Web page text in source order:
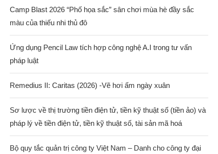
Camp Blast 2026 “Phố họa sắc” sân chơi mùa hè đầy sắc
màu của thiếu nhi thủ đô
Ứng dụng Pencil Law tích hợp công nghệ A.I trong tư vấn
pháp luật
Remedius II: Caritas (2026) -Vẽ hơi ấm ngày xuân
Sơ lược về thị trường tiền điện tử, tiền kỹ thuật số (tiền ảo) và
pháp lý về tiền điện tử, tiền kỹ thuật số, tài sản mã hoá
Bộ quy tắc quản trị công ty Việt Nam – Danh cho công ty đại